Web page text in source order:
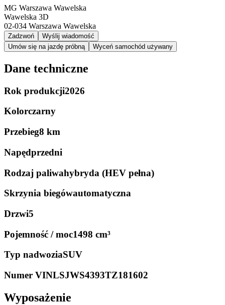
MG Warszawa Wawelska
Wawelska 3D
02-034 Warszawa Wawelska
Zadzwoń
Wyślij wiadomość
Umów się na jazdę próbną
Wyceń samochód używany
Dane techniczne
Rok produkcji2026
Kolorczarny
Przebieg8 km
Napędprzedni
Rodzaj paliwahybryda (HEV pełna)
Skrzynia biegówautomatyczna
Drzwi5
Pojemność / moc1498 cm³
Typ nadwoziaSUV
Numer VINLSJWS4393TZ181602
Wyposażenie